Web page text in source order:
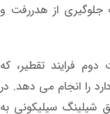
از هدررفت و
فرایند تقطیر، که
را انجام می دهد. در
شیلینگ سیلیکونی به